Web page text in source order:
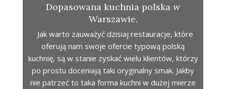
Dopasowana kuchnia polska w
Warszawie.
Jak warto zauważyć dzisiaj restauracje, które
oferują nam swoje ofercie typową polską
kuchnię, są w stanie zyskać wielu klientów, którzy
po prostu doceniają taki oryginalny smak. Jakby
nie patrzeć to taka forma kuchni w dużej mierze